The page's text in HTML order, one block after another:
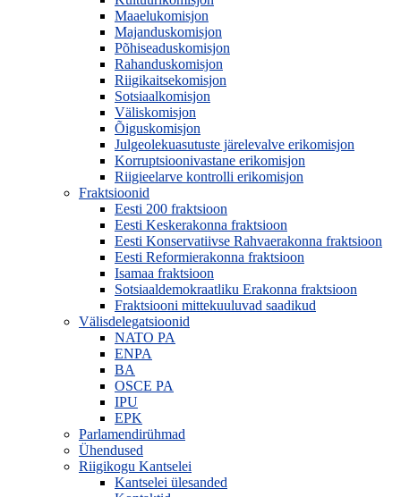
Maaelukomisjon
Majanduskomisjon
Põhiseaduskomisjon
Rahanduskomisjon
Riigikaitsekomisjon
Sotsiaalkomisjon
Väliskomisjon
Õiguskomisjon
Julgeolekuasutuste järelevalve erikomisjon
Korruptsioonivastane erikomisjon
Riigieelarve kontrolli erikomisjon
Fraktsioonid
Eesti 200 fraktsioon
Eesti Keskerakonna fraktsioon
Eesti Konservatiivse Rahvaerakonna fraktsioon
Eesti Reformierakonna fraktsioon
Isamaa fraktsioon
Sotsiaaldemokraatliku Erakonna fraktsioon
Fraktsiooni mittekuuluvad saadikud
Välisdelegatsioonid
NATO PA
ENPA
BA
OSCE PA
IPU
EPK
Parlamendirühmad
Ühendused
Riigikogu Kantselei
Kantselei ülesanded